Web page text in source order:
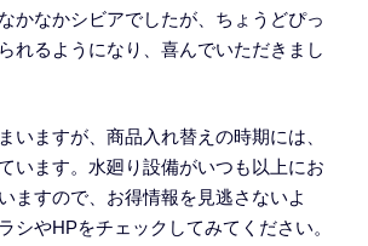
かなかシビアでしたが、ちょうどぴっ
れるようになり、喜んでいただきまし
いますが、商品入れ替えの時期には、
います。水廻り設備がいつも以上にお
ますので、お得情報を見逃さないよ
シやHPをチェックしてみてください。